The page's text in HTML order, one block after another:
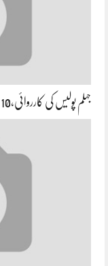
جہلم پولیس کی کارروائی،10 سالہ بچے کو جنسی زیادتی کا نشانہ بنانے والا ملزم…